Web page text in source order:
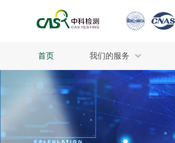
首页 我们的服务
生态环保
工业材料
美妆消毒
石油化工